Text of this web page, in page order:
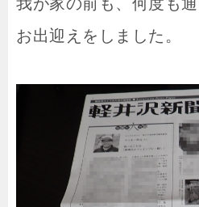
お出迎えをしました。